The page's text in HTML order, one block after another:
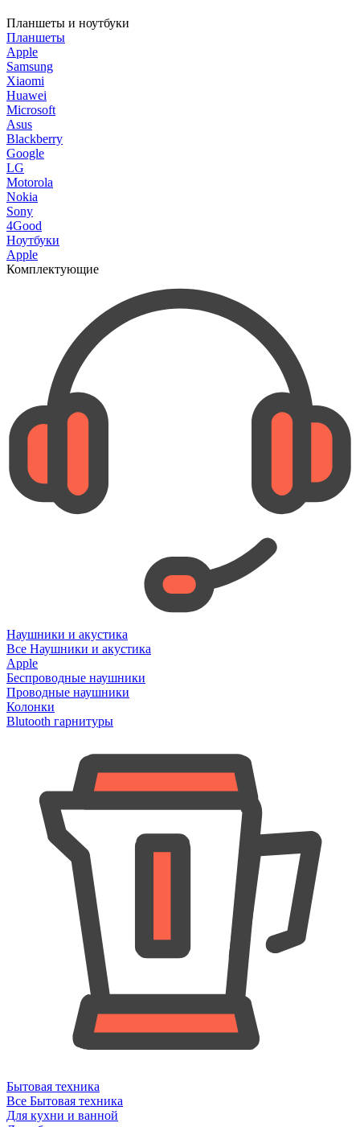
Планшеты и ноутбуки
Планшеты
Apple
Samsung
Xiaomi
Huawei
Microsoft
Asus
Blackberry
Google
LG
Motorola
Nokia
Sony
4Good
Ноутбуки
Apple
Комплектующие
Наушники и акустика
Все Наушники и акустика
Apple
Беспроводные наушники
Проводные наушники
Колонки
Blutooth гарнитуры
Бытовая техника
Все Бытовая техника
Для кухни и ванной